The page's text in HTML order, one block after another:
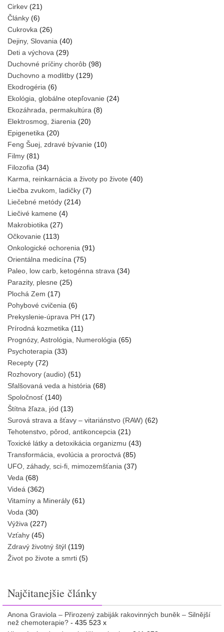
Cirkev (21)
Články (6)
Cukrovka (26)
Dejiny, Slovania (40)
Deti a výchova (29)
Duchovné príčiny chorôb (98)
Duchovno a modlitby (129)
Ekodrogéria (6)
Ekológia, globálne otepľovanie (24)
Ekozáhrada, permakultúra (8)
Elektrosmog, žiarenia (20)
Epigenetika (20)
Feng Šuej, zdravé bývanie (10)
Filmy (81)
Filozofia (34)
Karma, reinkarnácia a životy po živote (40)
Liečba zvukom, ladičky (7)
Liečebné metódy (214)
Liečivé kamene (4)
Makrobiotika (27)
Očkovanie (113)
Onkologické ochorenia (91)
Orientálna medicína (75)
Paleo, low carb, ketogénna strava (34)
Parazity, plesne (25)
Plochá Zem (17)
Pohybové cvičenia (6)
Prekyslenie-úprava PH (17)
Prírodná kozmetika (11)
Prognózy, Astrológia, Numerológia (65)
Psychoterapia (33)
Recepty (72)
Rozhovory (audio) (51)
Sfalšovaná veda a história (68)
Spoločnosť(140)
Štítna žľaza, jód (13)
Surová strava a šťavy – vitariánstvo (RAW) (62)
Tehotenstvo, pôrod, antikoncepcia (21)
Toxické látky a detoxikácia organizmu (43)
Transformácia, evolúcia a proroctvá (85)
UFO, záhady, sci-fi, mimozemšťania (37)
Veda (68)
Videá (362)
Vitamíny a Minerály (61)
Voda (30)
Výživa (227)
Vzťahy (45)
Zdravý životný štýl (119)
Život po živote a smrti (5)
Najčitanejšie články
Anona Graviola – Přirozený zabiják rakovinných buněk – Silnější
než chemoterapie? - 435 523 x